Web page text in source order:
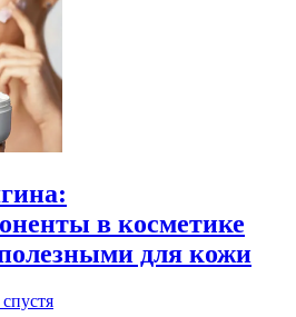
в косметике
для кожи